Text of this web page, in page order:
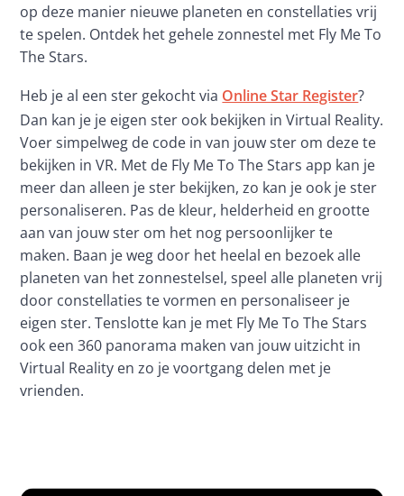
op deze manier nieuwe planeten en constellaties vrij
te spelen. Ontdek het gehele zonnestel met Fly Me To
The Stars.
Heb je al een ster gekocht via Online Star Register?
Dan kan je je eigen ster ook bekijken in Virtual Reality.
Voer simpelweg de code in van jouw ster om deze te
bekijken in VR. Met de Fly Me To The Stars app kan je
meer dan alleen je ster bekijken, zo kan je ook je ster
personaliseren. Pas de kleur, helderheid en grootte
aan van jouw ster om het nog persoonlijker te
maken. Baan je weg door het heelal en bezoek alle
planeten van het zonnestelsel, speel alle planeten vrij
door constellaties te vormen en personaliseer je
eigen ster. Tenslotte kan je met Fly Me To The Stars
ook een 360 panorama maken van jouw uitzicht in
Virtual Reality en zo je voortgang delen met je
vrienden.